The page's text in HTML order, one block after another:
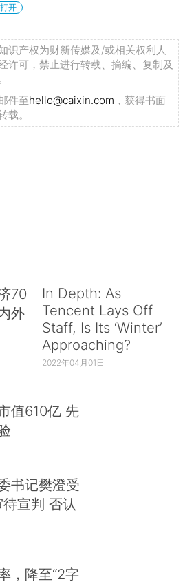
开
识产权为财新传媒及/或相关权利人
许可，禁止进行转载、摘编、复制及
件至hello@caixin.com ，获得书面
载。
70
外
In Depth: As
Tencent Lays Off
Staff, Is Its ‘Winter’
Approaching?
2022年04月01日
值610亿 先
书记樊澄受
宣判 否认
，降至“2字